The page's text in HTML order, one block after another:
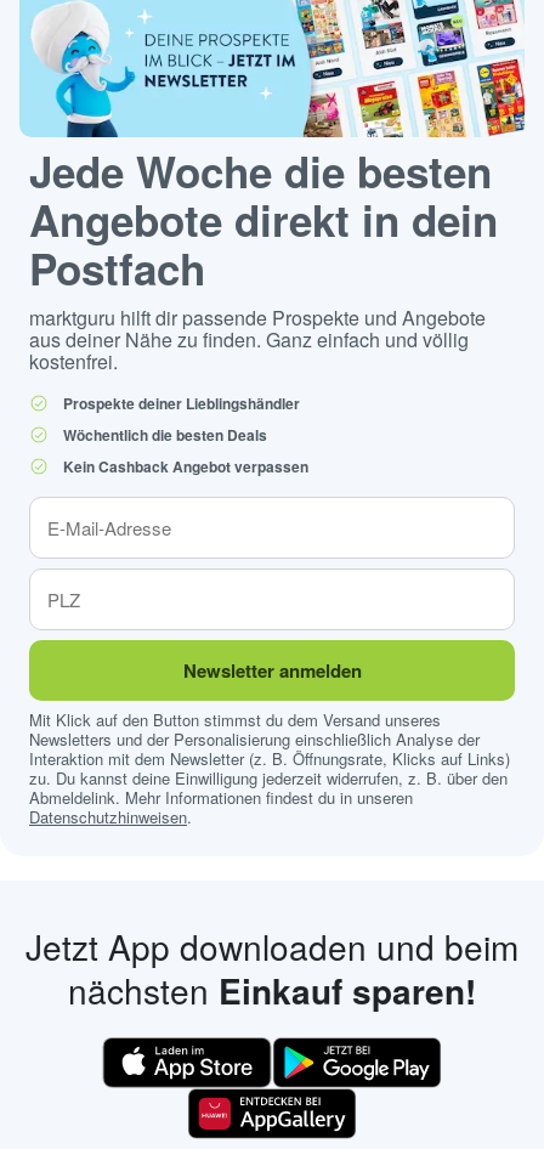
Jede Woche die besten
Angebote direkt in dein
Postfach
marktguru hilft dir passende Prospekte und Angebote
aus deiner Nähe zu finden. Ganz einfach und völlig
kostenfrei.
Prospekte deiner Lieblingshändler
Wöchentlich die besten Deals
Kein Cashback Angebot verpassen
Newsletter anmelden
Mit Klick auf den Button stimmst du dem Versand unseres
Newsletters und der Personalisierung einschließlich Analyse der
Interaktion mit dem Newsletter (z. B. Öffnungsrate, Klicks auf Links)
zu. Du kannst deine Einwilligung jederzeit widerrufen, z. B. über den
Abmeldelink. Mehr Informationen findest du in unseren
Datenschutzhinweisen.
Jetzt App downloaden und beim
nächsten Einkauf sparen!